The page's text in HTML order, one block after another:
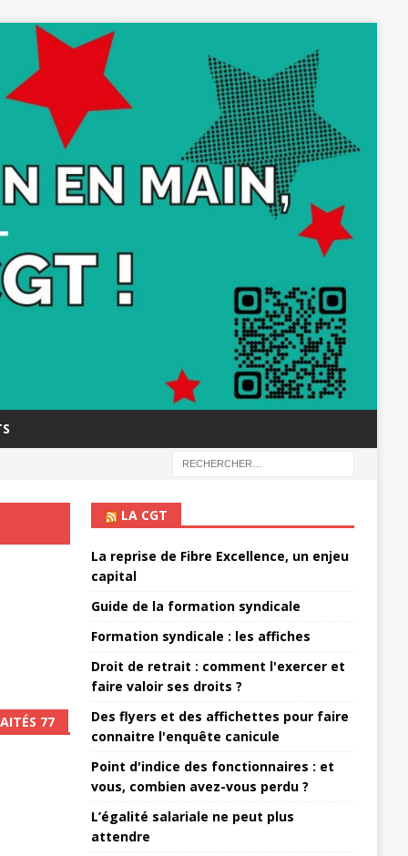
77
LA CGT
La reprise de Fibre Excellence, un enjeu
capital
Guide de la formation syndicale
Formation syndicale : les affiches
Droit de retrait : comment l'exercer et
faire valoir ses droits ?
Des flyers et des affichettes pour faire
connaitre l'enquête canicule
Point d'indice des fonctionnaires : et
vous, combien avez-vous perdu ?
L’égalité salariale ne peut plus
attendre